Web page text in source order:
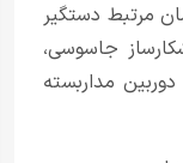
مرتبط دستگیر
جاسوسی،
مداربسته